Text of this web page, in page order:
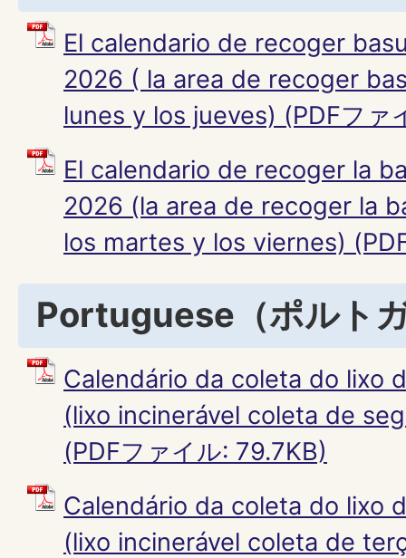
El calendario de recoger
2026 ( la area de recoger
lunes y los jueves) (PDFファ
El calendario de recoger la
2026 (la area de recoger la
los martes y los viernes)
Portuguese（ポルト
Calendário da coleta do lixo
(lixo incinerável coleta de
(PDFファイル: 79.7KB)
Calendário da coleta do lixo
(lixo incinerável coleta de